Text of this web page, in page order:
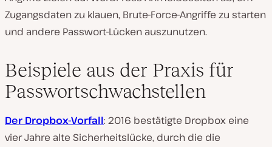
Zugangsdaten zu klauen, Brute-Force-Angriffe zu starten
und andere Passwort-Lücken auszunutzen.
Beispiele aus der Praxis für
Passwortschwachstellen
Der Dropbox-Vorfall: 2016 bestätigte Dropbox eine
vier Jahre alte Sicherheitslücke, durch die die